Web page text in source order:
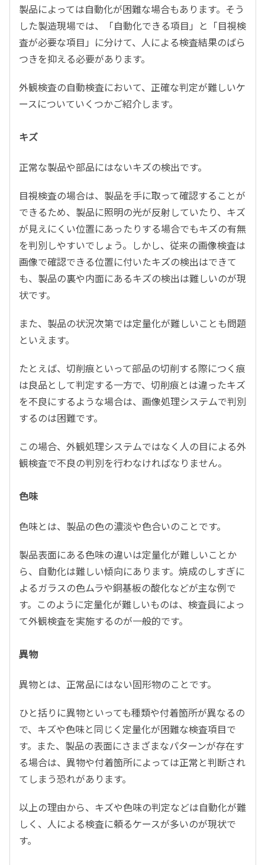
製品によっては自動化が困難な場合もあります。そう
した製造現場では、「自動化できる項目」と「目視検
査が必要な項目」に分けて、人による検査結果のばら
つきを抑える必要があります。
外観検査の自動検査において、正確な判定が難しいケ
ースについていくつかご紹介します。
キズ
正常な製品や部品にはないキズの検出です。
目視検査の場合は、製品を手に取って確認することが
できるため、製品に照明の光が反射していたり、キズ
が見えにくい位置にあったりする場合でもキズの有無
を判別しやすいでしょう。しかし、従来の画像検査は
画像で確認できる位置に付いたキズの検出はできて
も、製品の裏や内面にあるキズの検出は難しいのが現
状です。
また、製品の状況次第では定量化が難しいことも問題
といえます。
たとえば、切削痕といって部品の切削する際につく痕
は良品として判定する一方で、切削痕とは違ったキズ
を不良にするような場合は、画像処理システムで判別
するのは困難です。
この場合、外観処理システムではなく人の目による外
観検査で不良の判別を行わなければなりません。
色味
色味とは、製品の色の濃淡や色合いのことです。
製品表面にある色味の違いは定量化が難しいことか
ら、自動化は難しい傾向にあります。焼成のしすぎに
よるガラスの色ムラや銅基板の酸化などが主な例で
す。このように定量化が難しいものは、検査員によっ
て外観検査を実施するのが一般的です。
異物
異物とは、正常品にはない固形物のことです。
ひと括りに異物といっても種類や付着箇所が異なるの
で、キズや色味と同じく定量化が困難な検査項目で
す。また、製品の表面にさまざまなパターンが存在す
る場合は、異物や付着箇所によっては正常と判断され
てしまう恐れがあります。
以上の理由から、キズや色味の判定などは自動化が難
しく、人による検査に頼るケースが多いのが現状で
す。